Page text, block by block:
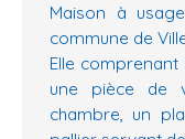
Maison à
commune de
Elle comprenant
une pièce de
chambre, un